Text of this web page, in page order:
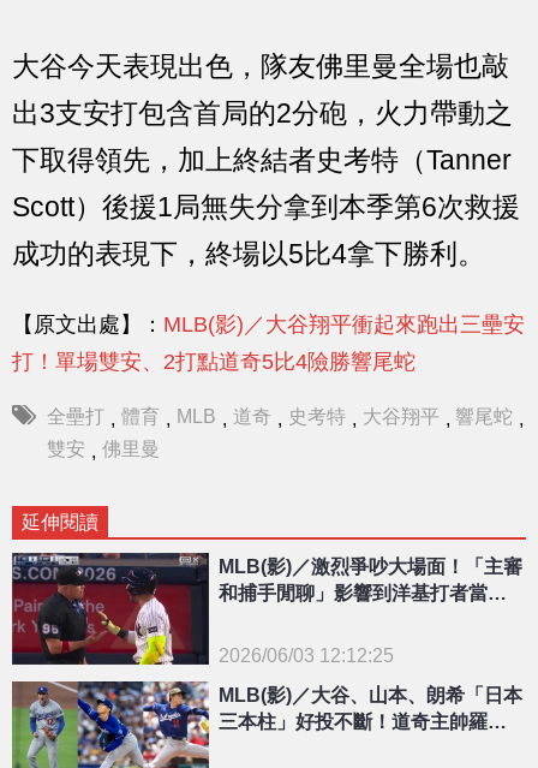
大谷今天表現出色，隊友佛里曼全場也敲
出3支安打包含首局的2分砲，火力帶動之
下取得領先，加上終結者史考特（Tanner
Scott）後援1局無失分拿到本季第6次救援
成功的表現下，終場以5比4拿下勝利。
【原文出處】： MLB(影)／大谷翔平衝起來跑出三壘安
打！單場雙安、2打點道奇5比4險勝響尾蛇
全壘打 , 體育 , MLB , 道奇 , 史考特 , 大谷翔平 , 響尾蛇 ,
雙安 , 佛里曼
延伸閱讀
{PLAYICON}
MLB(影)／激烈爭吵大場面！「主審
和捕手閒聊」影響到洋基打者當場
2026/06/03 12:12:25
MLB(影)／大谷、山本、朗希「日本
三本柱」好投不斷！道奇主帥羅伯